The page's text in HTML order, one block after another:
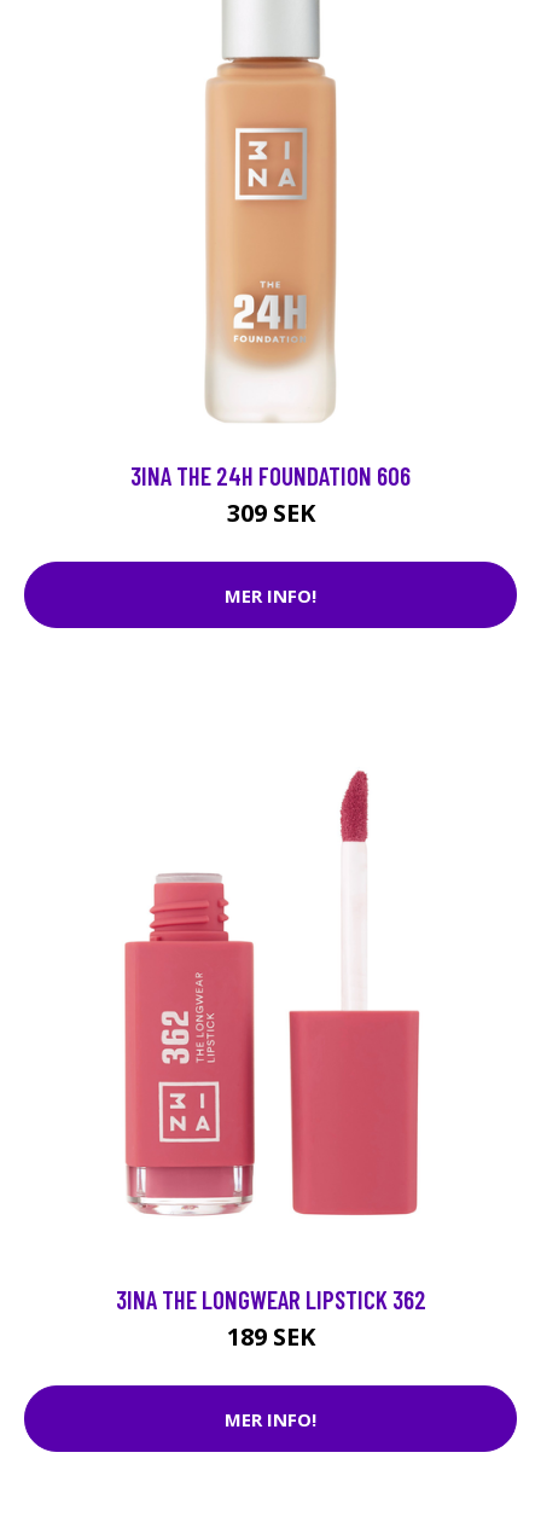
3INA THE 24H FOUNDATION 606
309 SEK
MER INFO!
3INA THE LONGWEAR LIPSTICK 362
189 SEK
MER INFO!